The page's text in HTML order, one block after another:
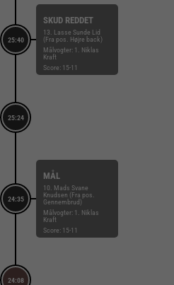
25:40
SKUD REDDET
13. Lasse Sunde Lid
(Fra pos. Højre back)
Målvogter: 1. Niklas
Kraft
Score: 15-11
25:24
24:35
MÅL
10. Mads Svane
Knudsen (Fra pos.
Gennembrud)
Målvogter: 1. Niklas
Kraft
Score: 15-11
24:08